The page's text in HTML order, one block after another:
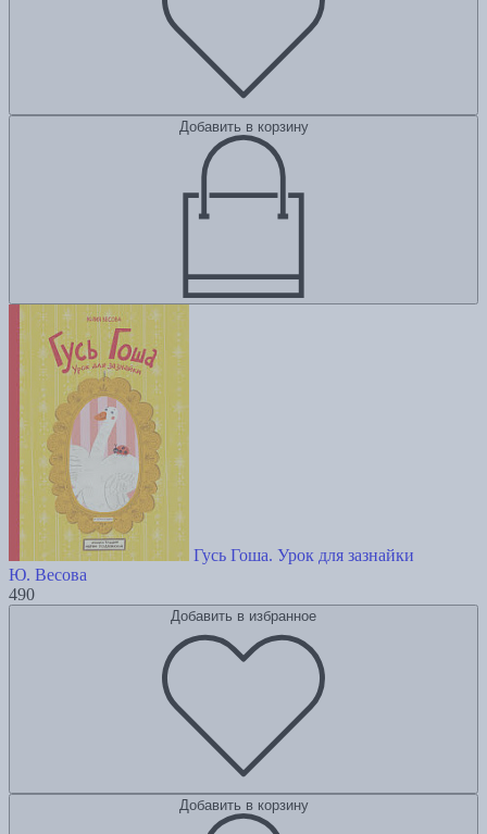
Добавить в корзину
Гусь Гоша. Урок для зазнайки
Ю. Весова
490
Добавить в избранное
Добавить в корзину